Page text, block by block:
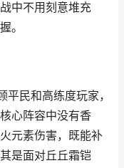
中不用刻意堆充
。
民和高练度玩家，
心阵容中没有香
元素伤害，既能补
是面对丘丘霜铠